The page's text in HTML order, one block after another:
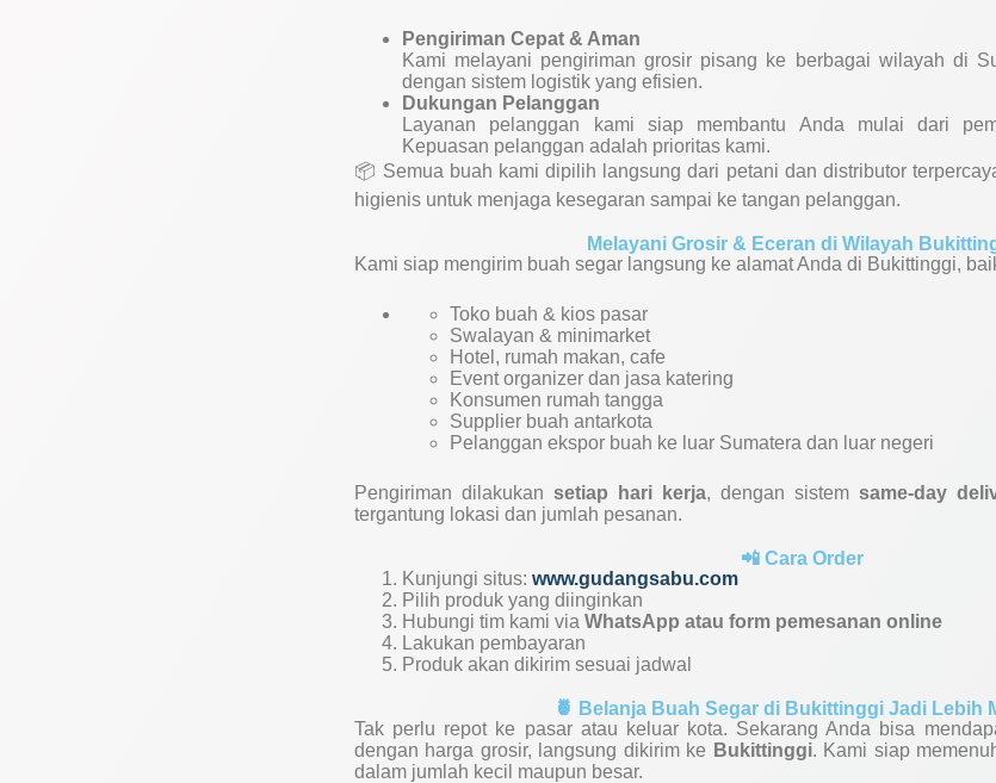
Pengiriman Cepat & Aman
Kami melayani pengiriman grosir pisang ke berbagai wilayah di
dengan sistem logistik yang efisien.
Dukungan Pelanggan
Layanan pelanggan kami siap membantu Anda mulai dari
Kepuasan pelanggan adalah prioritas kami.
📦 Semua buah kami dipilih langsung dari petani dan distributor
higienis untuk menjaga kesegaran sampai ke tangan pelanggan.
Melayani Grosir & Eceran di Wilayah
Kami siap mengirim buah segar langsung ke alamat Anda di Bukittinggi,
Toko buah & kios pasar
Swalayan & minimarket
Hotel, rumah makan, cafe
Event organizer dan jasa katering
Konsumen rumah tangga
Supplier buah antarkota
Pelanggan ekspor buah ke luar Sumatera dan luar negeri
Pengiriman dilakukan setiap hari kerja, dengan sistem same-day
tergantung lokasi dan jumlah pesanan.
📲 Cara Order
Kunjungi situs: www.gudangsabu.com
Pilih produk yang diinginkan
Hubungi tim kami via WhatsApp atau form pemesanan online
Lakukan pembayaran
Produk akan dikirim sesuai jadwal
🍍 Belanja Buah Segar di Bukittinggi Jadi Lebih
Tak perlu repot ke pasar atau keluar kota. Sekarang Anda bisa
dengan harga grosir, langsung dikirim ke Bukittinggi. Kami siap
dalam jumlah kecil maupun besar.